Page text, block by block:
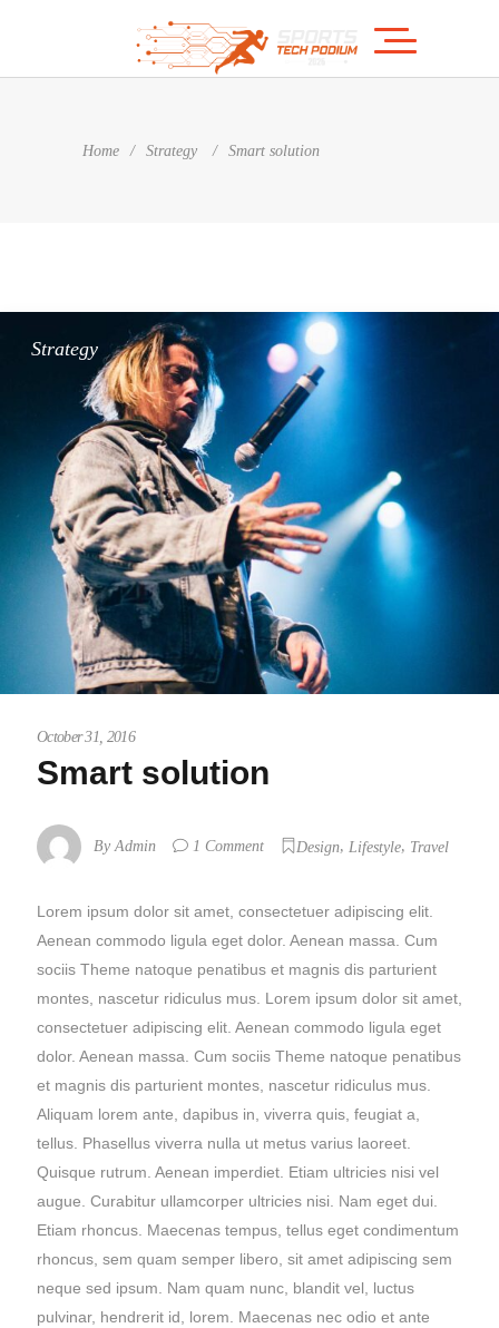
Home / Strategy / Smart solution
Strategy
October 31, 2016
Smart solution
By Admin 1 Comment Design, Lifestyle, Travel
Lorem ipsum dolor sit amet, consectetuer adipiscing elit.
Aenean commodo ligula eget dolor. Aenean massa. Cum
sociis Theme natoque penatibus et magnis dis parturient
montes, nascetur ridiculus mus. Lorem ipsum dolor sit amet,
consectetuer adipiscing elit. Aenean commodo ligula eget
dolor. Aenean massa. Cum sociis Theme natoque penatibus
et magnis dis parturient montes, nascetur ridiculus mus.
Aliquam lorem ante, dapibus in, viverra quis, feugiat a,
tellus. Phasellus viverra nulla ut metus varius laoreet.
Quisque rutrum. Aenean imperdiet. Etiam ultricies nisi vel
augue. Curabitur ullamcorper ultricies nisi. Nam eget dui.
Etiam rhoncus. Maecenas tempus, tellus eget condimentum
rhoncus, sem quam semper libero, sit amet adipiscing sem
neque sed ipsum. Nam quam nunc, blandit vel, luctus
pulvinar, hendrerit id, lorem. Maecenas nec odio et ante